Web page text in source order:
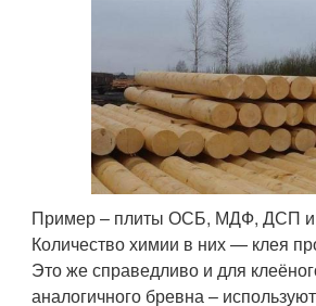
Пример – плиты ОСБ, МДФ, ДСП и
Количество химии в них — клея
Это же справедливо и для
аналогичного бревна –